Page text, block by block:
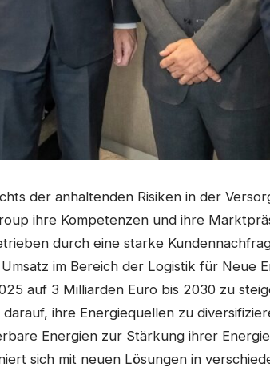
der anhaltenden Risiken in der
ihre Kompetenzen und ihre
durch eine starke
im Bereich der Logistik für Neue
auf 3 Milliarden Euro bis 2030 zu
ihre Energiequellen zu
Energien zur Stärkung ihrer
sich mit neuen Lösungen in